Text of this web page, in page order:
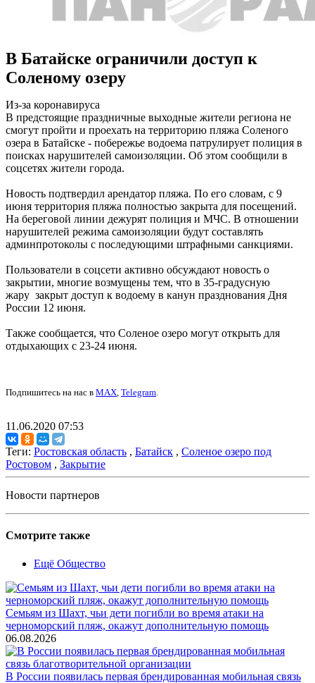
В Батайске ограничили доступ к
Соленому озеру
Из-за коронавируса
В предстоящие праздничные выходные жители региона не
смогут пройти и проехать на территорию пляжа Соленого
озера в Батайске - побережье водоема патрулирует полиция в
поисках нарушителей самоизоляции. Об этом сообщили в
соцсетях жители города.
Новость подтвердил арендатор пляжа. По его словам, с 9
июня территория пляжа полностью закрыта для посещений.
На береговой линии дежурят полиция и МЧС. В отношении
нарушителей режима самоизоляции будут составлять
админпротоколы с последующими штрафными санкциями.
Пользователи в соцсети активно обсуждают новость о
закрытии, многие возмущены тем, что в 35-градусную
жару закрыт доступ к водоему в канун празднования Дня
России 12 июня.
Также сообщается, что Соленое озеро могут открыть для
отдыхающих с 23-24 июня.
Подпишитесь на нас в MAX, Telegram.
11.06.2020 07:53
Теги: Ростовская область , Батайск , Соленое озеро под
Ростовом , Закрытие
Новости партнеров
Смотрите также
Ещё Общество
Семьям из Шахт, чьи дети погибли во время атаки на
черноморский пляж, окажут дополнительную помощь
06.08.2026
В России появилась первая брендированная мобильная связь